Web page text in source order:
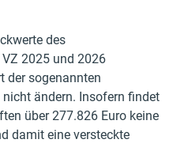
des
2025 und 2026
der sogenannten
ändern. Insofern findet
über 277.826 Euro keine
damit eine versteckte